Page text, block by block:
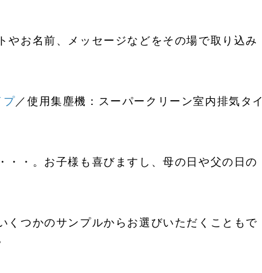
やお名前、メッセージなどをその場で取り込み
プ／使用集塵機：スーパークリーン室内排気タイ
・・。お子様も喜びますし、母の日や父の日の
くつかのサンプルからお選びいただくこともで